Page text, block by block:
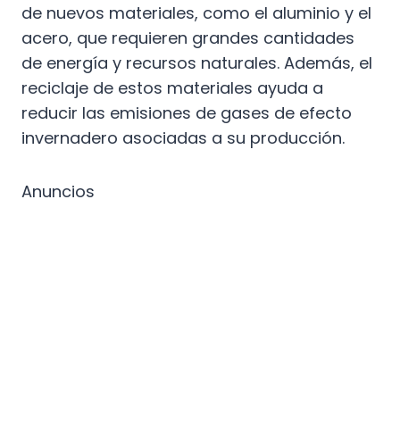
de nuevos materiales, como el aluminio y el
acero, que requieren grandes cantidades
de energía y recursos naturales. Además, el
reciclaje de estos materiales ayuda a
reducir las emisiones de gases de efecto
invernadero asociadas a su producción.
Anuncios